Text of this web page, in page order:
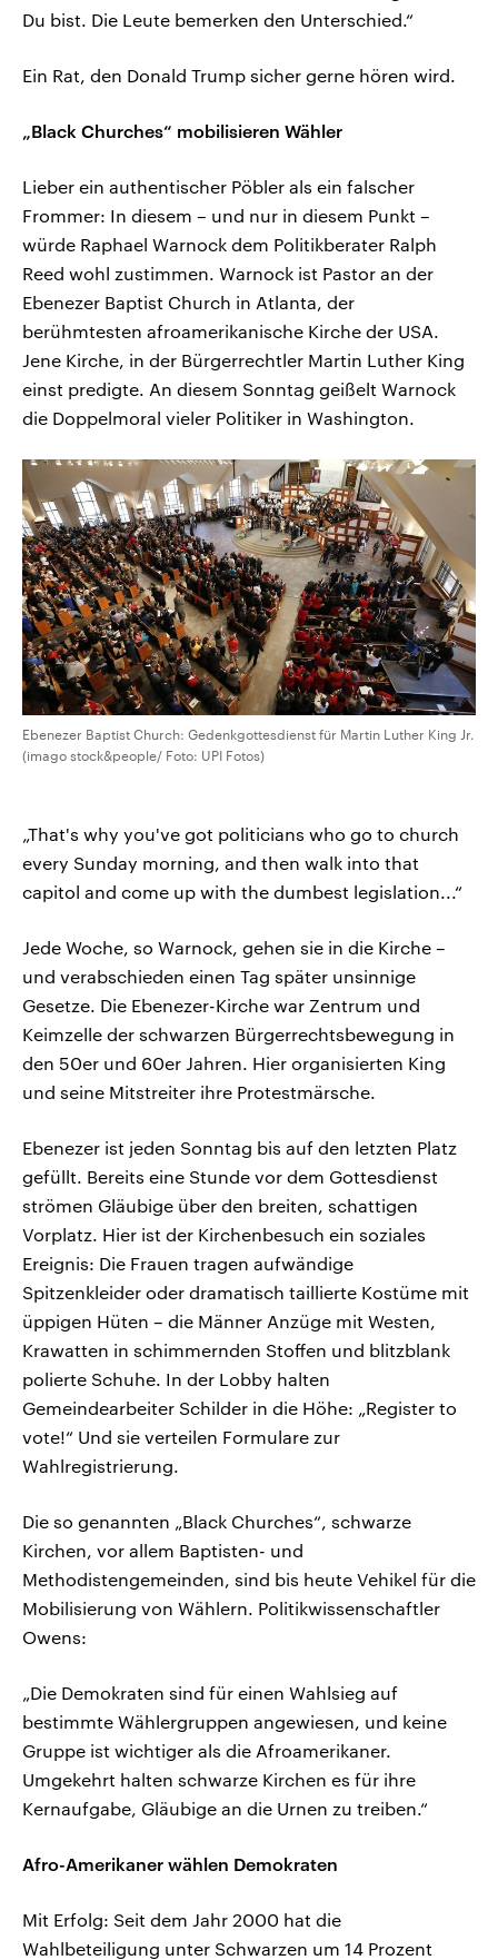
Du bist. Die Leute bemerken den Unterschied.“
Ein Rat, den Donald Trump sicher gerne hören wird.
„Black Churches“ mobilisieren Wähler
Lieber ein authentischer Pöbler als ein falscher
Frommer: In diesem – und nur in diesem Punkt –
würde Raphael Warnock dem Politikberater Ralph
Reed wohl zustimmen. Warnock ist Pastor an der
Ebenezer Baptist Church in Atlanta, der
berühmtesten afroamerikanische Kirche der USA.
Jene Kirche, in der Bürgerrechtler Martin Luther King
einst predigte. An diesem Sonntag geißelt Warnock
die Doppelmoral vieler Politiker in Washington.
Ebenezer Baptist Church: Gedenkgottesdienst für Martin Luther King Jr.
(imago stock&people/ Foto: UPI Fotos)
„That's why you've got politicians who go to church
every Sunday morning, and then walk into that
capitol and come up with the dumbest legislation...“
Jede Woche, so Warnock, gehen sie in die Kirche –
und verabschieden einen Tag später unsinnige
Gesetze. Die Ebenezer-Kirche war Zentrum und
Keimzelle der schwarzen Bürgerrechtsbewegung in
den 50er und 60er Jahren. Hier organisierten King
und seine Mitstreiter ihre Protestmärsche.
Ebenezer ist jeden Sonntag bis auf den letzten Platz
gefüllt. Bereits eine Stunde vor dem Gottesdienst
strömen Gläubige über den breiten, schattigen
Vorplatz. Hier ist der Kirchenbesuch ein soziales
Ereignis: Die Frauen tragen aufwändige
Spitzenkleider oder dramatisch taillierte Kostüme mit
üppigen Hüten – die Männer Anzüge mit Westen,
Krawatten in schimmernden Stoffen und blitzblank
polierte Schuhe. In der Lobby halten
Gemeindearbeiter Schilder in die Höhe: „Register to
vote!“ Und sie verteilen Formulare zur
Wahlregistrierung.
Die so genannten „Black Churches“, schwarze
Kirchen, vor allem Baptisten- und
Methodistengemeinden, sind bis heute Vehikel für die
Mobilisierung von Wählern. Politikwissenschaftler
Owens:
„Die Demokraten sind für einen Wahlsieg auf
bestimmte Wählergruppen angewiesen, und keine
Gruppe ist wichtiger als die Afroamerikaner.
Umgekehrt halten schwarze Kirchen es für ihre
Kernaufgabe, Gläubige an die Urnen zu treiben.“
Afro-Amerikaner wählen Demokraten
Mit Erfolg: Seit dem Jahr 2000 hat die
Wahlbeteiligung unter Schwarzen um 14 Prozent